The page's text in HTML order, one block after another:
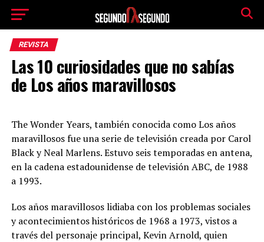
REVISTA
Las 10 curiosidades que no sabías
de Los años maravillosos
The Wonder Years, también conocida como Los años
maravillosos fue una serie de televisión creada por Carol
Black y Neal Marlens. Estuvo seis temporadas en antena,
en la cadena estadounidense de televisión ABC, de 1988
a 1993.
Los años maravillosos lidiaba con los problemas sociales
y acontecimientos históricos de 1968 a 1973, vistos a
través del personaje principal, Kevin Arnold, quien